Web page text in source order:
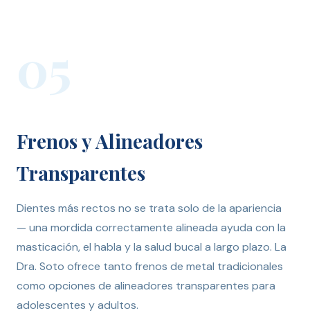
05
Frenos y Alineadores
Transparentes
Dientes más rectos no se trata solo de la apariencia
— una mordida correctamente alineada ayuda con la
masticación, el habla y la salud bucal a largo plazo. La
Dra. Soto ofrece tanto frenos de metal tradicionales
como opciones de alineadores transparentes para
adolescentes y adultos.